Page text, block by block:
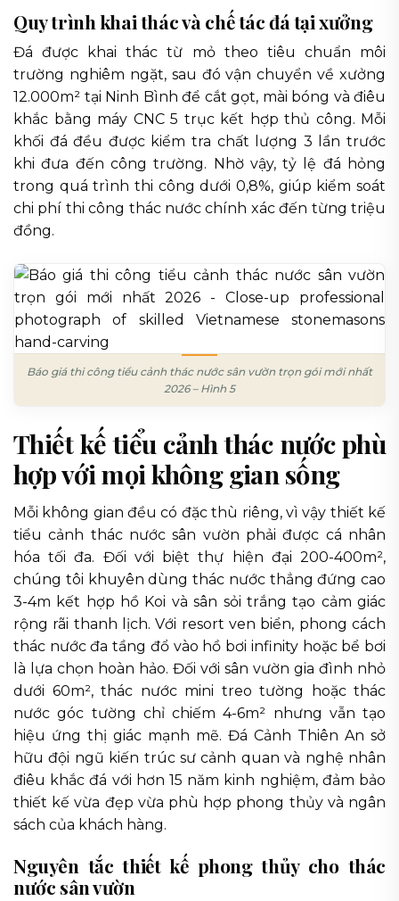
Quy trình khai thác và chế tác đá tại xưởng
Đá được khai thác từ mỏ theo tiêu chuẩn môi
trường nghiêm ngặt, sau đó vận chuyển về xưởng
12.000m² tại Ninh Bình để cắt gọt, mài bóng và điêu
khắc bằng máy CNC 5 trục kết hợp thủ công. Mỗi
khối đá đều được kiểm tra chất lượng 3 lần trước
khi đưa đến công trường. Nhờ vậy, tỷ lệ đá hỏng
trong quá trình thi công dưới 0,8%, giúp kiểm soát
chi phí thi công thác nước chính xác đến từng triệu
đồng.
Báo giá thi công tiểu cảnh thác nước sân vườn trọn gói mới nhất
2026 – Hình 5
Thiết kế tiểu cảnh thác nước phù
hợp với mọi không gian sống
Mỗi không gian đều có đặc thù riêng, vì vậy thiết kế
tiểu cảnh thác nước sân vườn phải được cá nhân
hóa tối đa. Đối với biệt thự hiện đại 200-400m²,
chúng tôi khuyên dùng thác nước thẳng đứng cao
3-4m kết hợp hồ Koi và sân sỏi trắng tạo cảm giác
rộng rãi thanh lịch. Với resort ven biển, phong cách
thác nước đa tầng đổ vào hồ bơi infinity hoặc bể bơi
là lựa chọn hoàn hảo. Đối với sân vườn gia đình nhỏ
dưới 60m², thác nước mini treo tường hoặc thác
nước góc tường chỉ chiếm 4-6m² nhưng vẫn tạo
hiệu ứng thị giác mạnh mẽ. Đá Cảnh Thiên An sở
hữu đội ngũ kiến trúc sư cảnh quan và nghệ nhân
điêu khắc đá với hơn 15 năm kinh nghiệm, đảm bảo
thiết kế vừa đẹp vừa phù hợp phong thủy và ngân
sách của khách hàng.
Nguyên tắc thiết kế phong thủy cho thác
nước sân vườn